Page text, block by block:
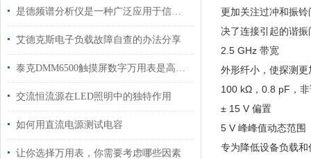
是德频谱分析仪是一种广泛应用于信号处理和通信领域的仪器
艾德克斯电子负载故障自查的办法分享
泰克DMM6500触摸屏数字万用表是高精度测量的得力助手
交流恒流源在LED照明中的独特作用
如何用直流电源测试电容
让你选择万用表，你需要考虑哪些因素
更加关注过冲和振
决了连接引起的谐
2.5 GHz 带宽
外形纤小，使探测更
100 kΩ，0.8 pF，
± 15 V 偏置
5 V 峰峰值动态范围
专为降低设备负载